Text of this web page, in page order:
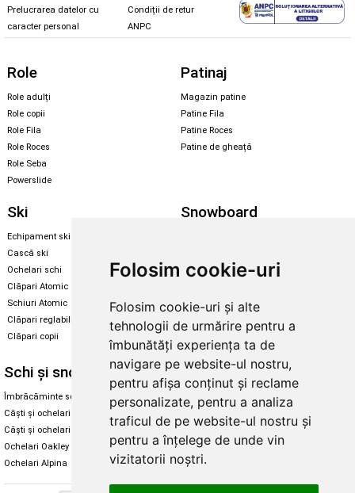
Folosim cookie-uri
Folosim cookie-uri și alte
tehnologii de urmărire pentru a
îmbunătăți experiența ta de
navigare pe website-ul nostru,
pentru afișa conținut și reclame
personalizate, pentru a analiza
traficul de pe website-ul nostru și
pentru a înțelege de unde vin
vizitatorii noștri.
Prelucrarea datelor cu
caracter personal
Condiții de retur
ANPC
Role
Role adulți
Role copii
Role Fila
Role Roces
Role Seba
Powerslide
Patinaj
Magazin patine
Patine Fila
Patine Roces
Patine de gheață
Ski
Echipament ski
Cască ski
Ochelari schi
Clăpari Atomic
Schiuri Atomic
Clăpari reglabili
Clăpari copii
Snowboard
Legături Rome SDS
Skate & longboard
Santa Cruz
Enuff Skateboards
Schi și snowboard
Îmbrăcăminte schi și snowboard
Căști și ochelari de iarnă
Căști și ochelari Alpina
Ochelari Oakley
Ochelari Alpina
Diverse
Cum aleg rolele
Cum aleg ochelarii
Ochelari de soare Oakley
Ochelari de soare Alpina
Intretinere manusi